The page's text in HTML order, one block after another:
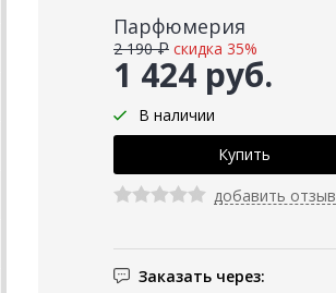
Парфюмерия
1 424 руб.
2 190 ₽ скидка 35%
В наличии
добавить отзыв
Заказать через: